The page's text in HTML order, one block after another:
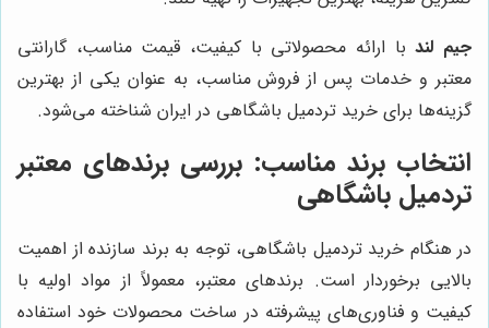
جیم لندبا ارائه محصولاتی با کیفیت، قیمت مناسب، گارانتی
معتبر و خدمات پس از فروش مناسب، به عنوان یکی از بهترین
گزینه‌ها برای خرید تردمیل باشگاهی در ایران شناخته می‌شود.
انتخاب برند مناسب: بررسی برندهای معتبر
تردمیل باشگاهی
در هنگام خرید تردمیل باشگاهی، توجه به برند سازنده از اهمیت
بالایی برخوردار است. برندهای معتبر، معمولاً از مواد اولیه با
کیفیت و فناوری‌های پیشرفته در ساخت محصولات خود استفاده